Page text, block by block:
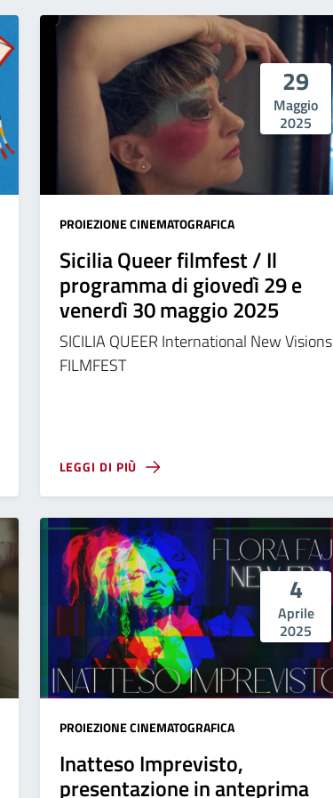
29
Maggio
2025
PROIEZIONE CINEMATOGRAFICA
Sicilia Queer filmfest / Il
programma di giovedì 29 e
venerdì 30 maggio 2025
SICILIA QUEER International New Visions
FILMFEST
LEGGI DI PIÙ
4
Aprile
2025
PROIEZIONE CINEMATOGRAFICA
Inatteso Imprevisto,
presentazione in anteprima